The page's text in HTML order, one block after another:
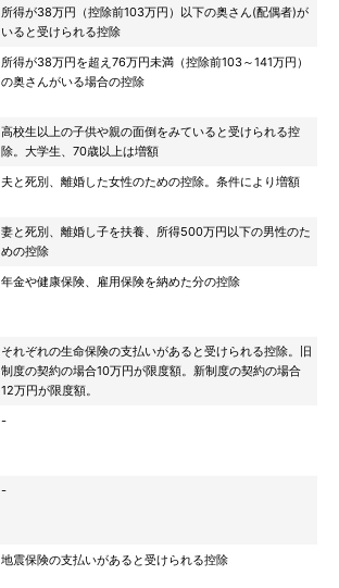
所得が38万円（控除前103万円）以下の奥さん(配偶者)が
いると受けられる控除
所得が38万円を超え76万円未満（控除前103～141万円）
の奥さんがいる場合の控除
高校生以上の子供や親の面倒をみていると受けられる控
除。大学生、70歳以上は増額
夫と死別、離婚した女性のための控除。条件により増額
妻と死別、離婚し子を扶養、所得500万円以下の男性のた
めの控除
年金や健康保険、雇用保険を納めた分の控除
それぞれの生命保険の支払いがあると受けられる控除。旧
制度の契約の場合10万円が限度額。新制度の契約の場合
12万円が限度額。
-
-
地震保険の支払いがあると受けられる控除